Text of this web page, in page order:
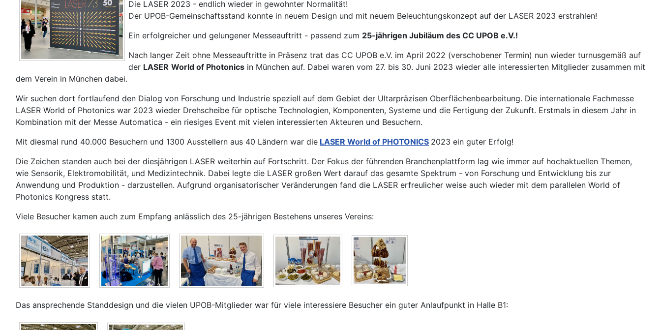
Die LASER 2023 - endlich wieder in gewohnter Normalität!
Der UPOB-Gemeinschaftsstand konnte in neuem Design und mit neuem Beleuchtungskonzept auf der LASER 2023 erstrahlen!
Ein erfolgreicher und gelungener Messeauftritt - passend zum 25-jährigen Jubiläum des CC UPOB e.V.!
Nach langer Zeit ohne Messeauftritte in Präsenz trat das CC UPOB e.V. im April 2022 (verschobener Termin) nun wieder turnusgemäß auf
der LASER World of Photonics in München auf. Dabei waren vom 27. bis 30. Juni 2023 wieder alle interessierten Mitglieder zusammen mit
dem Verein in München dabei.
Wir suchen dort fortlaufend den Dialog von Forschung und Industrie speziell auf dem Gebiet der Ultarpräzisen Oberflächenbearbeitung. Die internationale Fachmesse
LASER World of Photonics war 2023 wieder Drehscheibe für optische Technologien, Komponenten, Systeme und die Fertigung der Zukunft. Erstmals in diesem Jahr in
Kombination mit der Messe Automatica - ein riesiges Event mit vielen interessierten Akteuren und Besuchern.
Mit diesmal rund 40.000 Besuchern und 1300 Ausstellern aus 40 Ländern war die LASER World of PHOTONICS 2023 ein guter Erfolg!
Die Zeichen standen auch bei der diesjährigen LASER weiterhin auf Fortschritt. Der Fokus der führenden Branchenplattform lag wie immer auf hochaktuellen Themen,
wie Sensorik, Elektromobilität, und Medizintechnik. Dabei legte die LASER großen Wert darauf das gesamte Spektrum - von Forschung und Entwicklung bis zur
Anwendung und Produktion - darzustellen. Aufgrund organisatorischer Veränderungen fand die LASER erfreulicher weise auch wieder mit dem parallelen World of
Photonics Kongress statt.
Viele Besucher kamen auch zum Empfang anlässlich des 25-jährigen Bestehens unseres Vereins:
Das ansprechende Standdesign und die vielen UPOB-Mitglieder war für viele interessiere Besucher ein guter Anlaufpunkt in Halle B1: